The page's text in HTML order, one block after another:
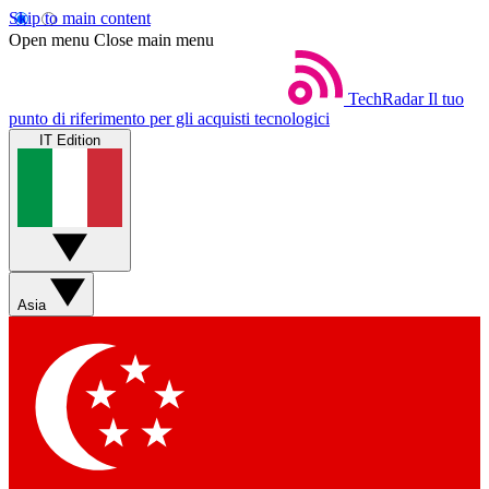
Skip to main content
Open menu Close main menu
TechRadar Il tuo
punto di riferimento per gli acquisti tecnologici
IT Edition
Asia